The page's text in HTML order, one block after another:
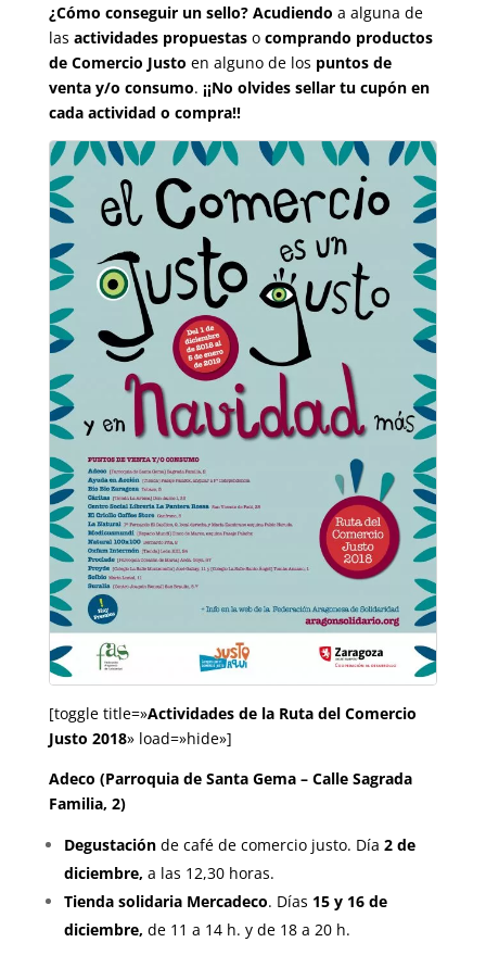
¿Cómo conseguir un sello? Acudiendo a alguna de
las actividades propuestaso comprando productos
de Comercio Justo en alguno de los puntos de
venta y/o consumo. ¡¡No olvides sellar tu cupón en
cada actividad o compra!!
[toggle title=»Actividades de la Ruta del Comercio
Justo 2018» load=»hide»]
Adeco (Parroquia de Santa Gema – Calle Sagrada
Familia, 2)
Degustaciónde café de comercio justo. Día 2 de
diciembre, a las 12,30 horas.
Tienda solidaria Mercadeco. Días 15 y 16 de
diciembre, de 11 a 14 h. y de 18 a 20 h.